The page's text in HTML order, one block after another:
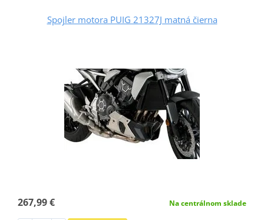
Spojler motora PUIG 21327J matná čierna
267,99 € Na centrálnom sklade